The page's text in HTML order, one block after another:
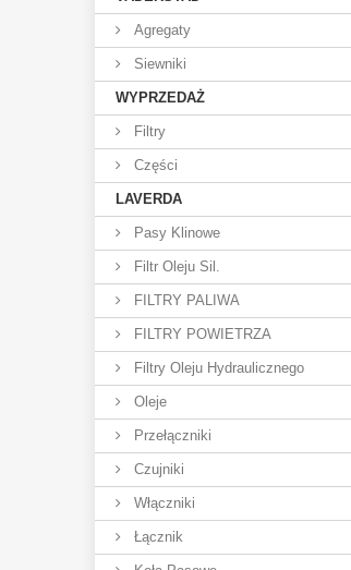
Agregaty
Siewniki
WYPRZEDAŻ
Filtry
Części
LAVERDA
Pasy Klinowe
Filtr Oleju Sil.
FILTRY PALIWA
FILTRY POWIETRZA
Filtry Oleju Hydraulicznego
Oleje
Przełączniki
Czujniki
Włączniki
Łącznik